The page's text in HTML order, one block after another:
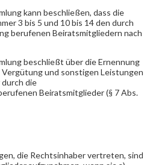
kann beschließen, dass die
3 bis 5 und 10 bis 14 den durch
berufenen Beiratsmitgliedern nach
beschließt über die Ernennung
und sonstigen Leistungen
die
Beiratsmitglieder (§ 7 Abs.
die Rechtsinhaber vertreten, sind